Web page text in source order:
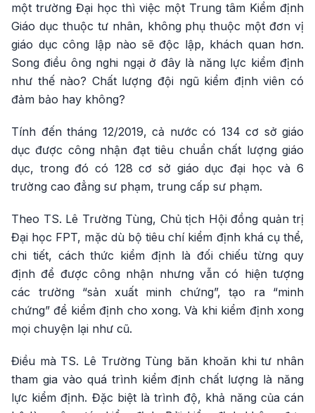
một trường Đại học thì việc một Trung tâm Kiểm định
Giáo dục thuộc tư nhân, không phụ thuộc một đơn vị
giáo dục công lập nào sẽ độc lập, khách quan hơn.
Song điều ông nghi ngại ở đây là năng lực kiểm định
như thế nào? Chất lượng đội ngũ kiểm định viên có
đảm bảo hay không?
Tính đến tháng 12/2019, cả nước có 134 cơ sở giáo
dục được công nhận đạt tiêu chuẩn chất lượng giáo
dục, trong đó có 128 cơ sở giáo dục đại học và 6
trường cao đẳng sư phạm, trung cấp sư phạm.
Theo TS. Lê Trường Tùng, Chủ tịch Hội đồng quản trị
Đại học FPT, mặc dù bộ tiêu chí kiểm định khá cụ thể,
chi tiết, cách thức kiểm định là đối chiếu từng quy
định để được công nhận nhưng vẫn có hiện tượng
các trường “sản xuất minh chứng”, tạo ra “minh
chứng” để kiểm định cho xong. Và khi kiểm định xong
mọi chuyện lại như cũ.
Điều mà TS. Lê Trường Tùng băn khoăn khi tư nhân
tham gia vào quá trình kiểm định chất lượng là năng
lực kiểm định. Đặc biệt là trình độ, khả năng của cán